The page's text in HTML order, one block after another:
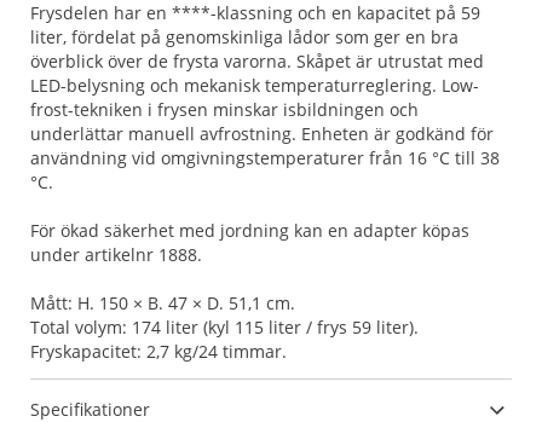
Frysdelen har en ****-klassning och en kapacitet på 59
liter, fördelat på genomskinliga lådor som ger en bra
överblick över de frysta varorna. Skåpet är utrustat med
LED-belysning och mekanisk temperaturreglering. Low-
frost-tekniken i frysen minskar isbildningen och
underlättar manuell avfrostning. Enheten är godkänd för
användning vid omgivningstemperaturer från 16 °C till 38
°C.
För ökad säkerhet med jordning kan en adapter köpas
under artikelnr 1888.
Mått: H. 150 × B. 47 × D. 51,1 cm.
Total volym: 174 liter (kyl 115 liter / frys 59 liter).
Fryskapacitet: 2,7 kg/24 timmar.
Specifikationer